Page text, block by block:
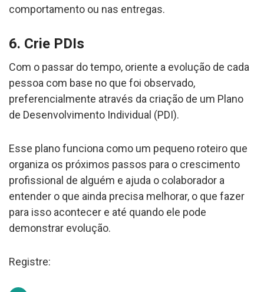
comportamento ou nas entregas.
6. Crie PDIs
Com o passar do tempo, oriente a evolução de cada
pessoa com base no que foi observado,
preferencialmente através da criação de um Plano
de Desenvolvimento Individual (PDI).
Esse plano funciona como um pequeno roteiro que
organiza os próximos passos para o crescimento
profissional de alguém e ajuda o colaborador a
entender o que ainda precisa melhorar, o que fazer
para isso acontecer e até quando ele pode
demonstrar evolução.
Registre: